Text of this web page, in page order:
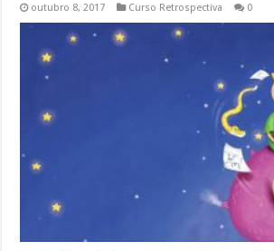
outubro 8, 2017 Curso Retrospectiva 0